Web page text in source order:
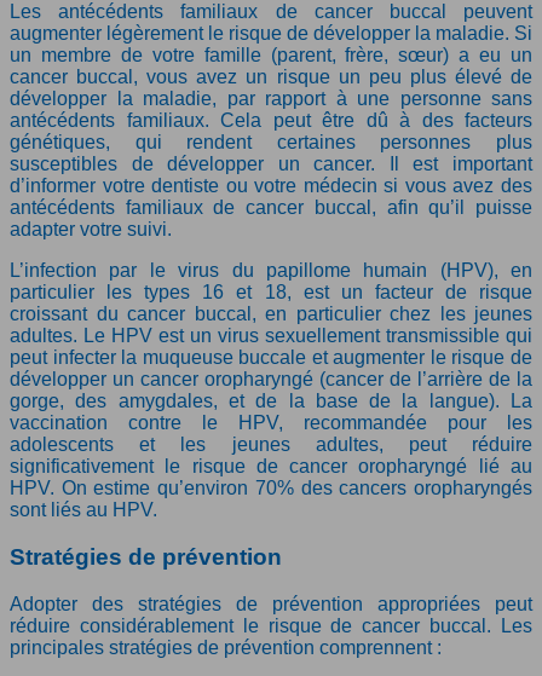
Les antécédents familiaux de cancer buccal peuvent
augmenter légèrement le risque de développer la maladie. Si
un membre de votre famille (parent, frère, sœur) a eu un
cancer buccal, vous avez un risque un peu plus élevé de
développer la maladie, par rapport à une personne sans
antécédents familiaux. Cela peut être dû à des facteurs
génétiques, qui rendent certaines personnes plus
susceptibles de développer un cancer. Il est important
d’informer votre dentiste ou votre médecin si vous avez des
antécédents familiaux de cancer buccal, afin qu’il puisse
adapter votre suivi.
L’infection par le virus du papillome humain (HPV), en
particulier les types 16 et 18, est un facteur de risque
croissant du cancer buccal, en particulier chez les jeunes
adultes. Le HPV est un virus sexuellement transmissible qui
peut infecter la muqueuse buccale et augmenter le risque de
développer un cancer oropharyngé (cancer de l’arrière de la
gorge, des amygdales, et de la base de la langue). La
vaccination contre le HPV, recommandée pour les
adolescents et les jeunes adultes, peut réduire
significativement le risque de cancer oropharyngé lié au
HPV. On estime qu’environ 70% des cancers oropharyngés
sont liés au HPV.
Stratégies de prévention
Adopter des stratégies de prévention appropriées peut
réduire considérablement le risque de cancer buccal. Les
principales stratégies de prévention comprennent :